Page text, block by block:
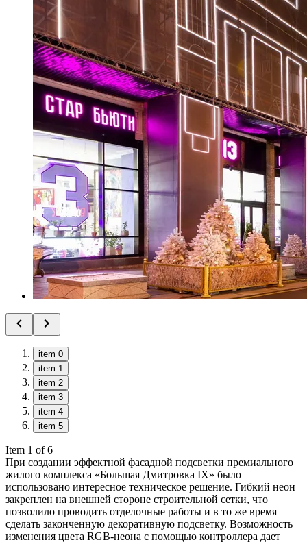
item 0
item 1
item 2
item 3
item 4
item 5
Item 1 of 6
При создании эффектной фасадной подсветки премиального
жилого комплекса «Большая Дмитровка IX» было
использовано интересное техническое решение. Гибкий неон
закреплен на внешней стороне строительной сетки, что
позволило проводить отделочные работы и в то же время
сделать законченную декоративную подсветку. Возможность
изменения цвета RGB-неона с помощью контроллера дает